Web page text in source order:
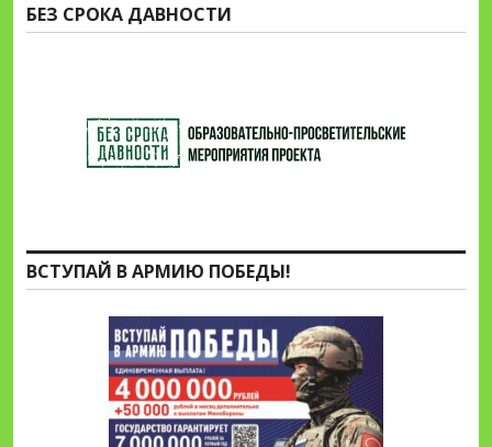
БЕЗ СРОКА ДАВНОСТИ
ВСТУПАЙ В АРМИЮ ПОБЕДЫ!